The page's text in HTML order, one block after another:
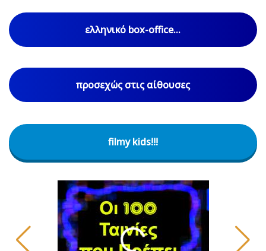
ελληνικό box-office...
προσεχώς στις αίθουσες
filmy kids!!!